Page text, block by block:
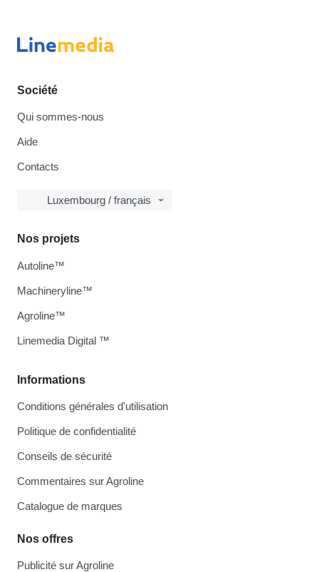
Société
Qui sommes-nous
Aide
Contacts
Luxembourg / français
Informations
Conditions générales d'utilisation
Politique de confidentialité
Conseils de sécurité
Commentaires sur Agroline
Catalogue de marques
Nos offres
Publicité sur Agroline
Nos projets
Autoline™
Machineryline™
Agroline™
Linemedia Digital ™